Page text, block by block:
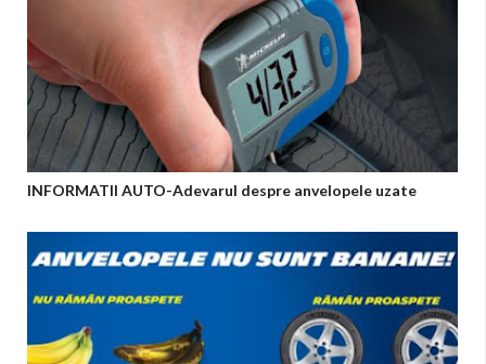
INFORMATII AUTO-Adevarul despre anvelopele uzate